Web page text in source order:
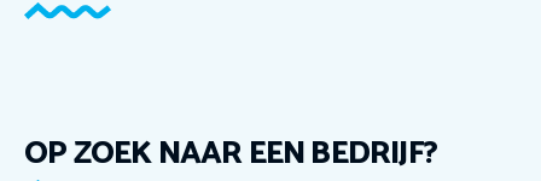
OP ZOEK NAAR EEN BEDRIJF?